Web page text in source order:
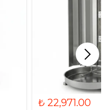
₺ 22,971.00